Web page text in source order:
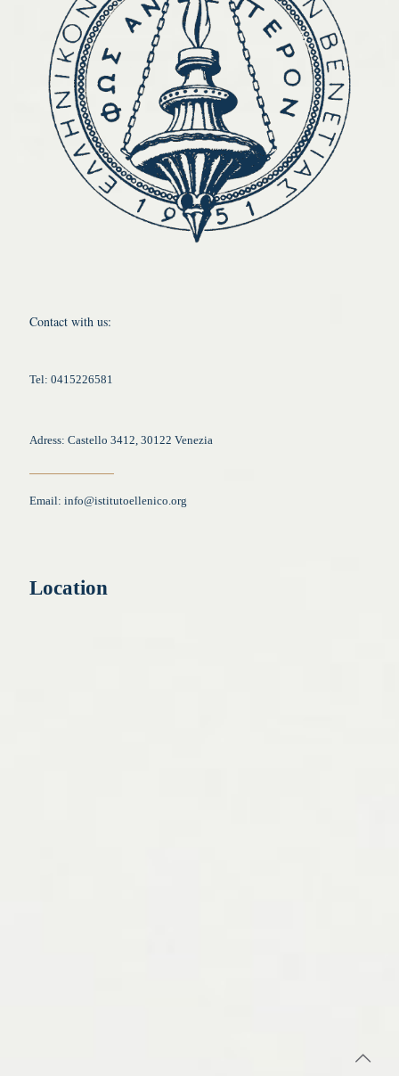
Contact with us:
Tel: 0415226581
Adress: Castello 3412, 30122 Venezia
Email: info@istitutoellenico.org
Location